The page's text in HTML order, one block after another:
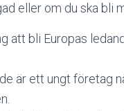
eller om du ska bli
att bli Europas
är ett ungt företag